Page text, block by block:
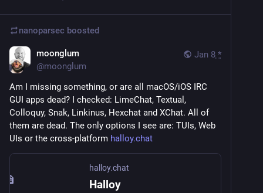
nanoparsec boosted
Jan 8 *
moonglum
@moonglum
Am I missing something, or are all macOS/iOS IRC
GUI apps dead? I checked: LimeChat, Textual,
Colloquy, Snak, Linkinus, Hexchat and XChat. All of
them are dead. The only options I see are: TUIs, Web
UIs or the cross-platform halloy.chat
halloy.chat
Halloy